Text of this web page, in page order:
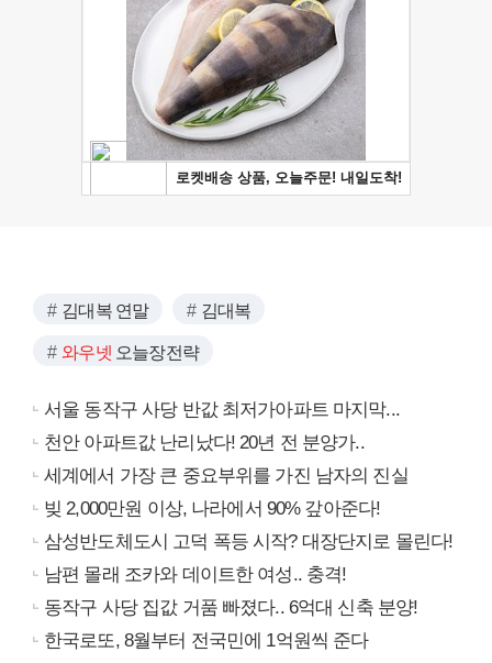
김대복 연말 김대복
와우넷 오늘장전략
서울 동작구 사당 반값 최저가아파트 마지막...
천안 아파트값 난리났다! 20년 전 분양가..
세계에서 가장 큰 중요부위를 가진 남자의 진실
빚 2,000만원 이상, 나라에서 90% 갚아준다!
삼성반도체도시 고덕 폭등 시작? 대장단지로 몰린다!
남편 몰래 조카와 데이트한 여성.. 충격!
동작구 사당 집값 거품 빠졌다.. 6억대 신축 분양!
한국로또, 8월부터 전국민에 1억원씩 준다